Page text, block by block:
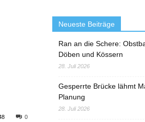
0
Neueste Beiträge
Ran an die Schere:
Döben und Kössern
28. Juli 2026
Gesperrte Brücke lähmt
Planung
28. Juli 2026